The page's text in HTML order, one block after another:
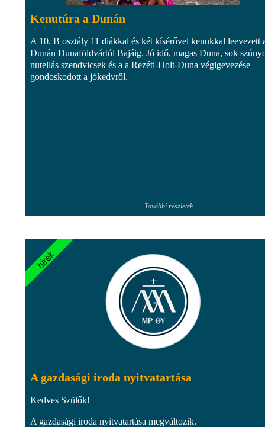
Kenutúra a Dunán
A 10. B osztály 11 diákkal és két kísérővel kenukkal leevezett
Dunán Dunaföldvártól Bajáig. Jó idő, magas Duna, sok
nutellás szendvicsek és a a Rezéti-Holt-Duna végigevezése
gondoskodott a jókedvről.
További részletek
A gazdasági iroda nyitvatartása
Kedves Szülők!
A gazdasági iroda nyitvatartása megváltozik.